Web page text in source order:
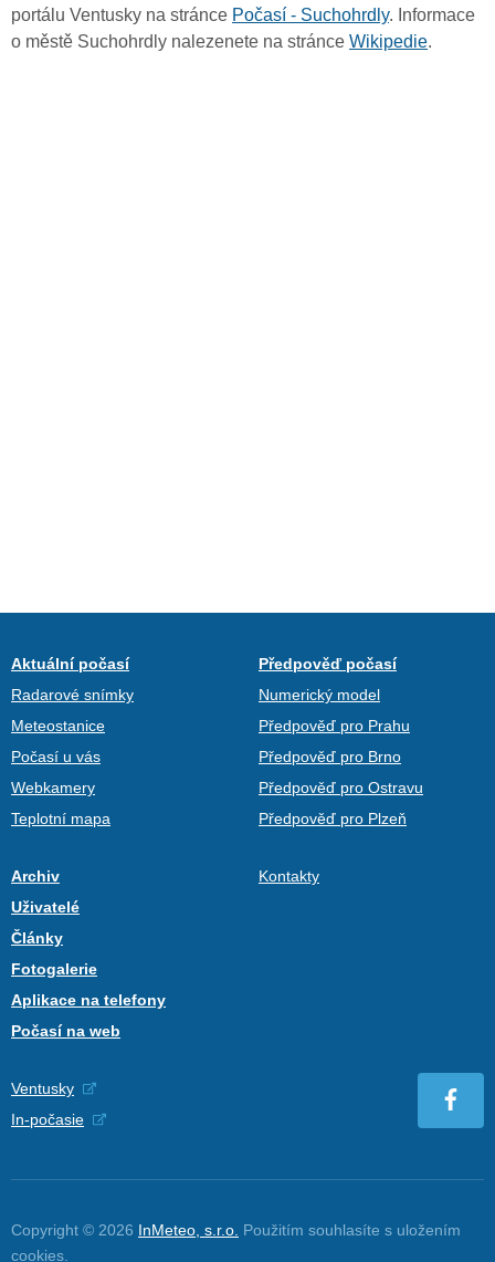
portálu Ventusky na stránce Počasí - Suchohrdly. Informace
o městě Suchohrdly nalezenete na stránce Wikipedie.
Aktuální počasí
Radarové snímky
Meteostanice
Počasí u vás
Webkamery
Teplotní mapa
Předpověď počasí
Numerický model
Předpověď pro Prahu
Předpověď pro Brno
Předpověď pro Ostravu
Předpověď pro Plzeň
Archiv
Uživatelé
Články
Fotogalerie
Aplikace na telefony
Počasí na web
Kontakty
Ventusky
In-počasie
Copyright © 2026 InMeteo, s.r.o. Použitím souhlasíte s uložením
cookies